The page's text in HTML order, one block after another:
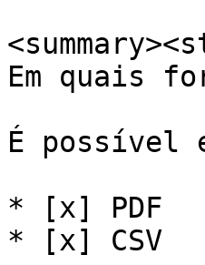
Em quais
É possível
* [x] PDF
* [x] CSV